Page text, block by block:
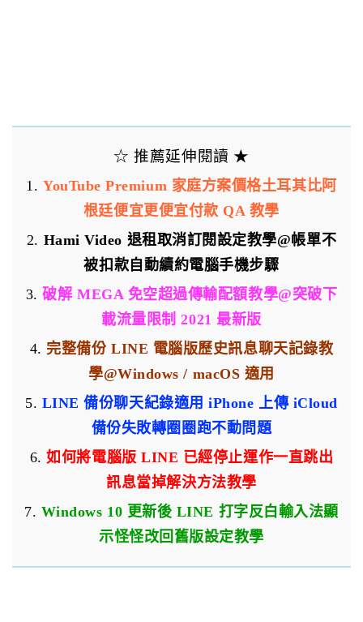
☆ 推薦延伸閱讀 ★
1.YouTube Premium 家庭方案價格土耳其比阿
根廷便宜更便宜付款 QA 教學
2. Hami Video 退租取消訂閱設定教學@帳單不
被扣款自動續約電腦手機步驟
3.破解 MEGA 免空超過傳輸配額教學@突破下
載流量限制 2021 最新版
4.完整備份 LINE 電腦版歷史訊息聊天記錄教
學@Windows / macOS 適用
5. LINE 備份聊天紀錄適用 iPhone 上傳 iCloud
備份失敗轉圈圈跑不動問題
6.如何將電腦版 LINE 已經停止運作一直跳出
訊息當掉解決方法教學
7. Windows 10 更新後 LINE 打字反白輸入法顯
示怪怪改回舊版設定教學